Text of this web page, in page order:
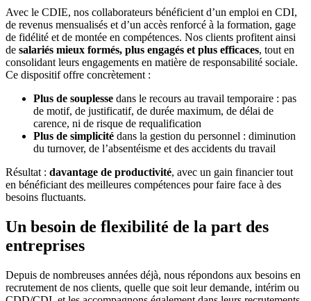
Avec le CDIE, nos collaborateurs bénéficient d’un emploi en CDI,
de revenus mensualisés et d’un accès renforcé à la formation, gage
de fidélité et de montée en compétences. Nos clients profitent ainsi
de salariés mieux formés, plus engagés et plus efficaces, tout en
consolidant leurs engagements en matière de responsabilité sociale.
Ce dispositif offre concrètement :
Plus de souplesse dans le recours au travail temporaire : pas
de motif, de justificatif, de durée maximum, de délai de
carence, ni de risque de requalification
Plus de simplicité dans la gestion du personnel : diminution
du turnover, de l’absentéisme et des accidents du travail
Résultat : davantage de productivité, avec un gain financier tout
en bénéficiant des meilleures compétences pour faire face à des
besoins fluctuants.
Un besoin de flexibilité de la part des
entreprises
Depuis de nombreuses années déjà, nous répondons aux besoins en
recrutement de nos clients, quelle que soit leur demande, intérim ou